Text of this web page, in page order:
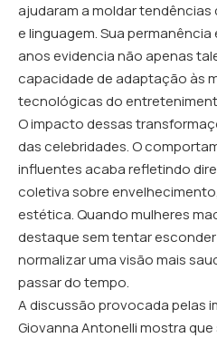
ajudaram a moldar
e linguagem. Sua
anos evidencia não apenas
capacidade de adaptação às
tecnológicas do
O impacto dessas
das celebridades. O
influentes acaba refletindo
coletiva sobre
estética. Quando mulheres
destaque sem tentar
normalizar uma visão mais
passar do tempo.
A discussão provocada pelas
Giovanna Antonelli mostra